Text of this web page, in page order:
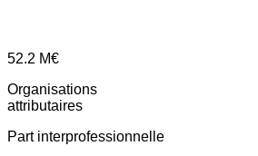
52.2 M€
Organisations
attributaires
Part interprofessionnelle